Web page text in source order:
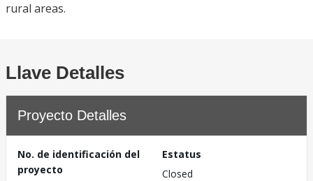
rural areas.
Llave Detalles
Proyecto Detalles
No. de identificación del
proyecto
Estatus
Closed